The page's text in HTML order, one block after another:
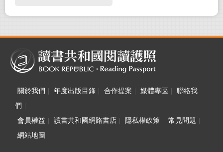
關於我們 年度出版目錄 合作提案 媒體專區
聯絡我
們
會員權益
讀書共和國網路書店 隱私權政策 常見問題
網站地圖